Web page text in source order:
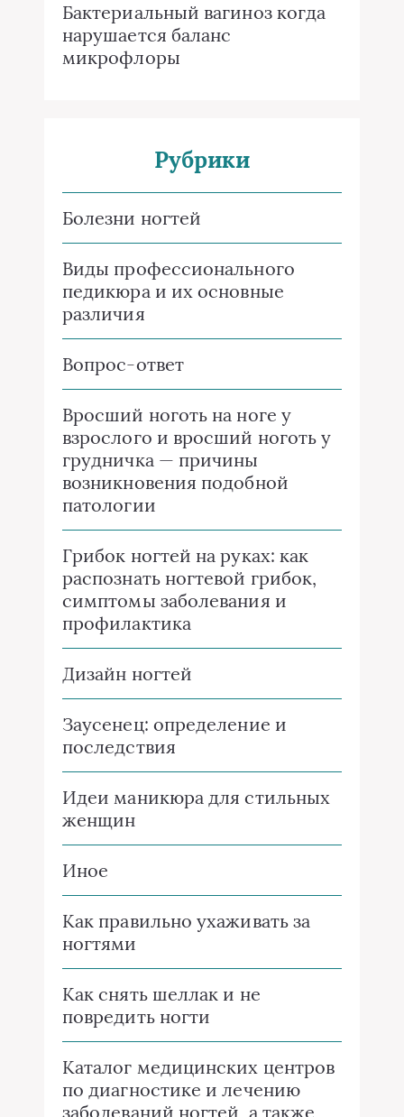
Бактериальный вагиноз когда
нарушается баланс
микрофлоры
Рубрики
Болезни ногтей
Виды профессионального
педикюра и их основные
различия
Вопрос-ответ
Вросший ноготь на ноге у
взрослого и вросший ноготь у
грудничка — причины
возникновения подобной
патологии
Грибок ногтей на руках: как
распознать ногтевой грибок,
симптомы заболевания и
профилактика
Дизайн ногтей
Заусенец: определение и
последствия
Идеи маникюра для стильных
женщин
Иное
Как правильно ухаживать за
ногтями
Как снять шеллак и не
повредить ногти
Каталог медицинских центров
по диагностике и лечению
заболеваний ногтей, а также